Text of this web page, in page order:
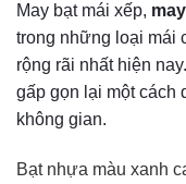
May bạt mái xếp,
trong những loại mái
rộng rãi nhất hiện
gấp gọn lại một cách
không gian.
Bạt nhựa màu xanh